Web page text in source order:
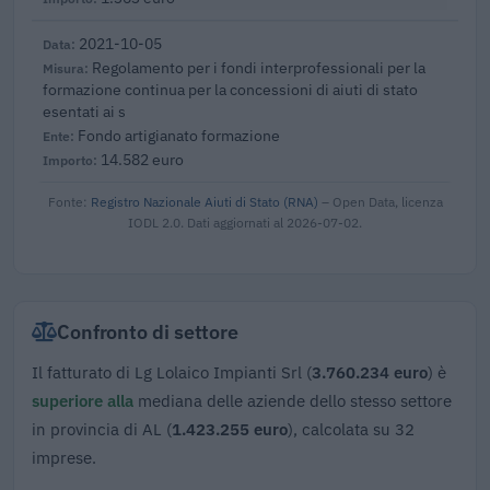
2021-10-05
Regolamento per i fondi interprofessionali per la
formazione continua per la concessioni di aiuti di stato
esentati ai s
Fondo artigianato formazione
14.582 euro
Fonte: Registro Nazionale Aiuti di Stato (RNA) – Open Data, licenza
IODL 2.0. Dati aggiornati al 2026-07-02.
Confronto di settore
Il fatturato di Lg Lolaico Impianti Srl (3.760.234 euro) è
superiore alla mediana delle aziende dello stesso settore
in provincia di AL (1.423.255 euro), calcolata su 32
imprese.